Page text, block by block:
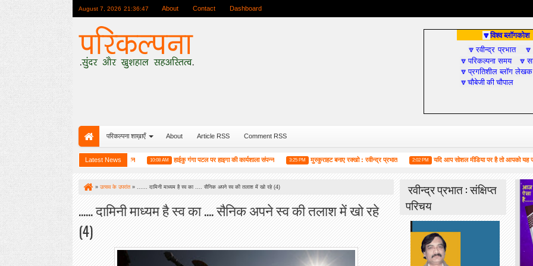
August 7, 2026 21:36:48 About Contact Dashboard
🔽विश्व ब्लॉगकोश
🔽रवीन्द्र प्रभात 🔽
🔽परिकल्पना समय 🔽
🔽प्रगतिशील ब्लॉग
🔽चौबेजी की चौपाल
परिकल्पना शाख़ाएँ About Article RSS Comment RSS
Latest News
रजत जयंती यात्रा के सम्मान में एक विशेष आयोजन 10:08 AM हाईकु गंगा पटल पर हाइगा की कार्यशाला संपन्न 3:25 PM मुस्कुराहट बनाए रक्खो : रवीन्द्र प्रभात 2:02 PM यदि आप सोशल मीडिया पर है तो आपको यह जरूर
» उत्सव के उपरांत » ...... दामिनी माध्यम है स्व का .... सैनिक अपने स्व की तलाश में खो रहे (4)
...... दामिनी माध्यम है स्व का .... सैनिक अपने स्व की तलाश में खो रहे
(4)
रवीन्द्र प्रभात : संक्षिप्त
परिचय